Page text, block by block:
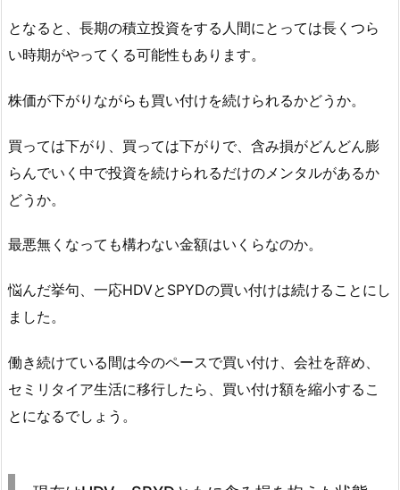
となると、長期の積立投資をする人間にとっては長くつら
い時期がやってくる可能性もあります。
株価が下がりながらも買い付けを続けられるかどうか。
買っては下がり、買っては下がりで、含み損がどんどん膨
らんでいく中で投資を続けられるだけのメンタルがあるか
どうか。
最悪無くなっても構わない金額はいくらなのか。
悩んだ挙句、一応HDVとSPYDの買い付けは続けることにし
ました。
働き続けている間は今のペースで買い付け、会社を辞め、
セミリタイア生活に移行したら、買い付け額を縮小するこ
とになるでしょう。